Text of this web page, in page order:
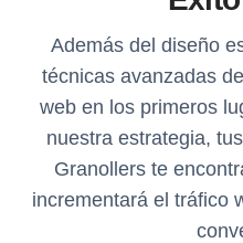
Además del diseño
técnicas avanzadas
web en los primeros
nuestra estrategia,
Granollers te
incrementará el tráfico